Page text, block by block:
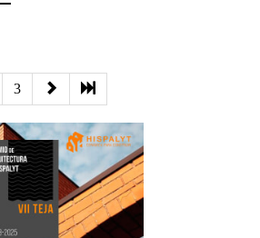
3